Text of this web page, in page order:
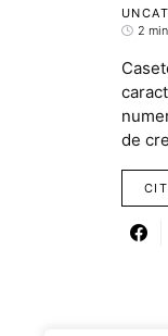
2
de